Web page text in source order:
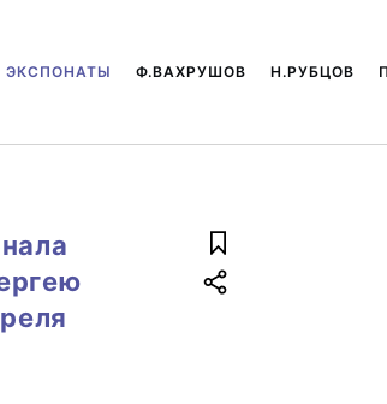
ЭКСПОНАТЫ Ф.ВАХРУШОВ Н.РУБЦОВ